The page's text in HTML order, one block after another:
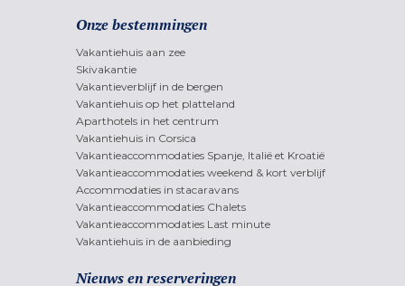
Onze bestemmingen
Vakantiehuis aan zee
Skivakantie
Vakantieverblijf in de bergen
Vakantiehuis op het platteland
Aparthotels in het centrum
Vakantiehuis in Corsica
Vakantieaccommodaties Spanje, Italië et Kroatië
Vakantieaccommodaties weekend & kort verblijf
Accommodaties in stacaravans
Vakantieaccommodaties Chalets
Vakantieaccommodaties Last minute
Vakantiehuis in de aanbieding
Nieuws en reserveringen